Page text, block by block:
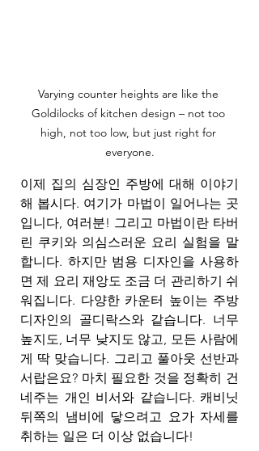
Varying counter heights are like the
Goldilocks of kitchen design – not too
high, not too low, but just right for
everyone.
이제 집의 심장인 주방에 대해 이야기
해 봅시다. 여기가 마법이 일어나는 곳
입니다, 여러분! 그리고 마법이란 타버
린 쿠키와 의심스러운 요리 실험을 말
합니다. 하지만 범용 디자인을 사용하
면 제 요리 재앙도 조금 더 관리하기 쉬
워집니다. 다양한 카운터 높이는 주방
디자인의 골디락스와 같습니다. 너무
높지도, 너무 낮지도 않고, 모든 사람에
게 딱 맞습니다. 그리고 풀아웃 선반과
서랍은요? 마치 필요한 것을 정확히 건
네주는 개인 비서와 같습니다. 캐비닛
뒤쪽의 냄비에 닿으려고 요가 자세를
취하는 일은 더 이상 없습니다!